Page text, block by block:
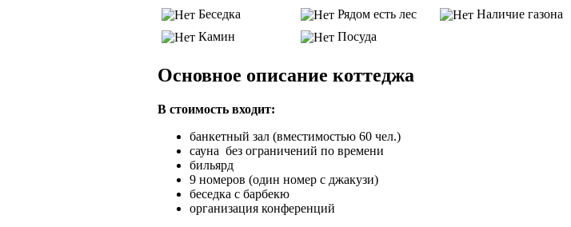
Беседка
Рядом есть лес
Наличие газона
Камин
Посуда
Основное описание коттеджа
В стоимость входит:
банкетный зал (вместимостью 60 чел.)
сауна без ограничений по времени
бильярд
9 номеров (один номер с джакузи)
беседка с барбекю
организация конференций